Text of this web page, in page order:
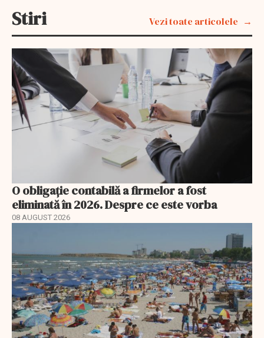
Stiri Vezi toate articolele
O obligație contabilă a firmelor a fost
eliminată în 2026. Despre ce este vorba
08 AUGUST 2026